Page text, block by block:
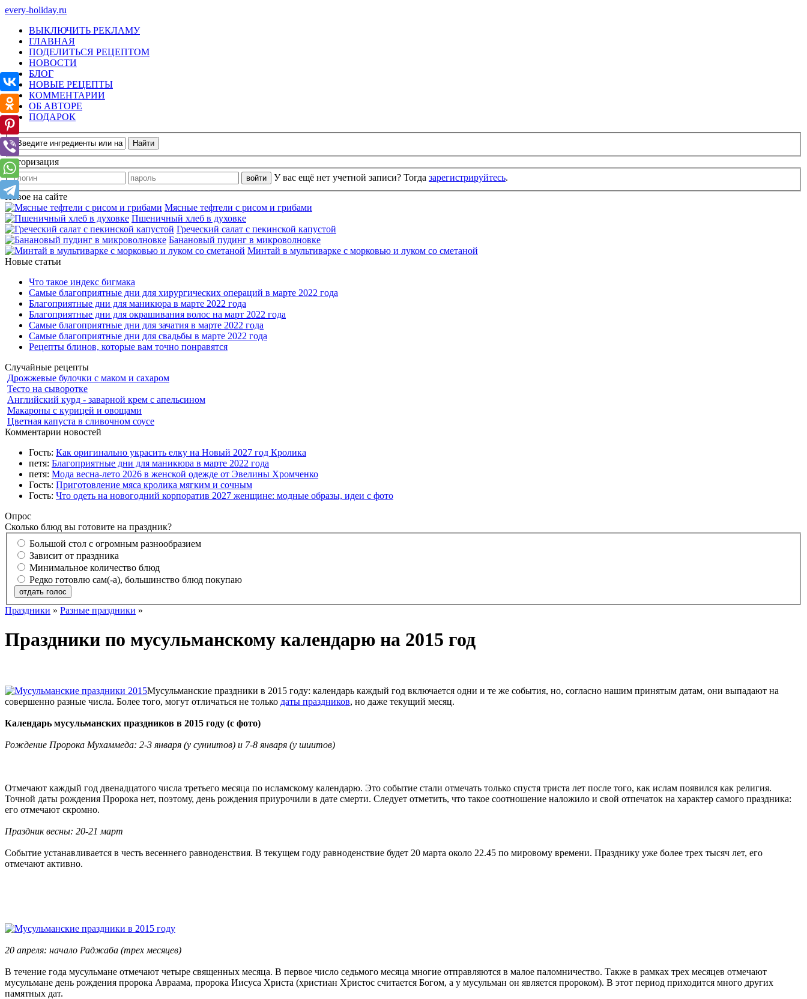
every-holiday.ru
ВЫКЛЮЧИТЬ РЕКЛАМУ
ГЛАВНАЯ
ПОДЕЛИТЬСЯ РЕЦЕПТОМ
НОВОСТИ
БЛОГ
НОВЫЕ РЕЦЕПТЫ
КОММЕНТАРИИ
ОБ АВТОРЕ
ПОДАРОК
Авторизация
У вас ещё нет учетной записи? Тогда зарегистрируйтесь.
Новое на сайте
Мясные тефтели с рисом и грибами
Пшеничный хлеб в духовке
Греческий салат с пекинской капустой
Банановый пудинг в микроволновке
Минтай в мультиварке с морковью и луком со сметаной
Новые статьи
Что такое индекс бигмака
Самые благоприятные дни для хирургических операций в марте 2022 года
Благоприятные дни для маникюра в марте 2022 года
Благоприятные дни для окрашивания волос на март 2022 года
Самые благоприятные дни для зачатия в марте 2022 года
Самые благоприятные дни для свадьбы в марте 2022 года
Рецепты блинов, которые вам точно понравятся
Случайные рецепты
Дрожжевые булочки с маком и сахаром
Тесто на сыворотке
Английский курд - заварной крем с апельсином
Макароны с курицей и овощами
Цветная капуста в сливочном соусе
Комментарии новостей
Гость: Как оригинально украсить елку на Новый 2027 год Кролика
петя: Благоприятные дни для маникюра в марте 2022 года
петя: Мода весна-лето 2026 в женской одежде от Эвелины Хромченко
Гость: Приготовление мяса кролика мягким и сочным
Гость: Что одеть на новогодний корпоратив 2027 женщине: модные образы, идеи с фото
Опрос
Сколько блюд вы готовите на праздник?
Большой стол с огромным разнообразием
Зависит от праздника
Минимальное количество блюд
Редко готовлю сам(-а), большинство блюд покупаю
отдать голос
Праздники » Разные праздники »
Праздники по мусульманскому календарю на 2015 год
Мусульманские праздники в 2015 году: календарь каждый год включается одни и те же события, но, согласно нашим принятым датам, они выпадают на
совершенно разные числа. Более того, могут отличаться не только даты праздников, но даже текущий месяц.
Календарь мусульманских праздников в 2015 году (с фото)
Рождение Пророка Мухаммеда: 2-3 января (у суннитов) и 7-8 января (у шиитов)
Отмечают каждый год двенадцатого числа третьего месяца по исламскому календарю. Это событие стали отмечать только спустя триста лет после того, как ислам появился как религия.
Точной даты рождения Пророка нет, поэтому, день рождения приурочили в дате смерти. Следует отметить, что такое соотношение наложило и свой отпечаток на характер самого праздника:
его отмечают скромно.
Праздник весны: 20-21 март
Событие устанавливается в честь весеннего равноденствия. В текущем году равноденствие будет 20 марта около 22.45 по мировому времени. Празднику уже более трех тысяч лет, его
отмечают активно.
20 апреля: начало Раджаба (трех месяцев)
В течение года мусульмане отмечают четыре священных месяца. В первое число седьмого месяца многие отправляются в малое паломничество. Также в рамках трех месяцев отмечают
мусульмане день рождения пророка Авраама, пророка Иисуса Христа (христиан Христос считается Богом, а у мусульман он является пророком). В этот период приходится много других
памятных дат.